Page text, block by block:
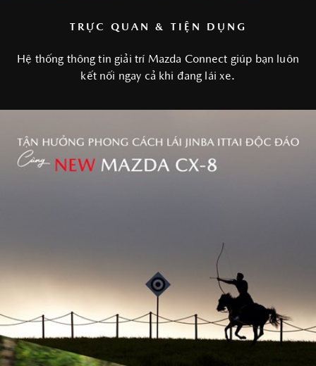
TRỰC QUAN & TIỆN DỤNG
Hệ thống thông tin giải trí Mazda Connect giúp bạn luôn
kết nối ngay cả khi đang lái xe.